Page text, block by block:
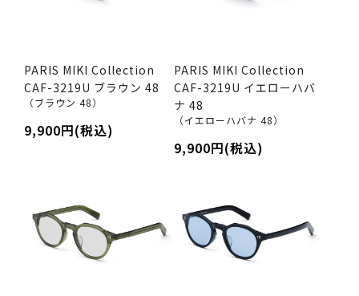
PARIS MIKI Collection
CAF-3219U ブラウン 48
（ブラウン 48）
9,900円(税込)
PARIS MIKI Collection
CAF-3219U イエローハバ
ナ 48
（イエローハバナ 48）
9,900円(税込)